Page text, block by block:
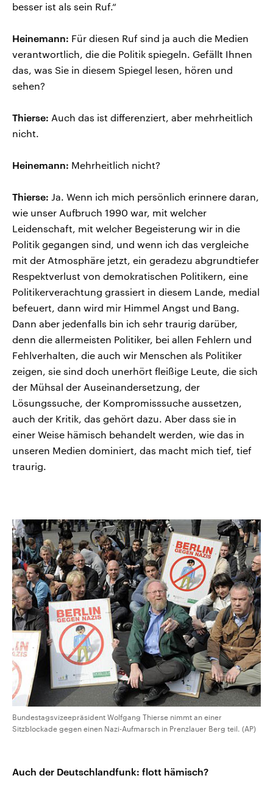
besser ist als sein Ruf.“
Heinemann: Für diesen Ruf sind ja auch die Medien
verantwortlich, die die Politik spiegeln. Gefällt Ihnen
das, was Sie in diesem Spiegel lesen, hören und
sehen?
Thierse: Auch das ist differenziert, aber mehrheitlich
nicht.
Heinemann: Mehrheitlich nicht?
Thierse: Ja. Wenn ich mich persönlich erinnere daran,
wie unser Aufbruch 1990 war, mit welcher
Leidenschaft, mit welcher Begeisterung wir in die
Politik gegangen sind, und wenn ich das vergleiche
mit der Atmosphäre jetzt, ein geradezu abgrundtiefer
Respektverlust von demokratischen Politikern, eine
Politikerverachtung grassiert in diesem Lande, medial
befeuert, dann wird mir Himmel Angst und Bang.
Dann aber jedenfalls bin ich sehr traurig darüber,
denn die allermeisten Politiker, bei allen Fehlern und
Fehlverhalten, die auch wir Menschen als Politiker
zeigen, sie sind doch unerhört fleißige Leute, die sich
der Mühsal der Auseinandersetzung, der
Lösungssuche, der Kompromisssuche aussetzen,
auch der Kritik, das gehört dazu. Aber dass sie in
einer Weise hämisch behandelt werden, wie das in
unseren Medien dominiert, das macht mich tief, tief
traurig.
Bundestagsvizeepräsident Wolfgang Thierse nimmt an einer
Sitzblockade gegen einen Nazi-Aufmarsch in Prenzlauer Berg teil. (AP)
Auch der Deutschlandfunk: flott hämisch?